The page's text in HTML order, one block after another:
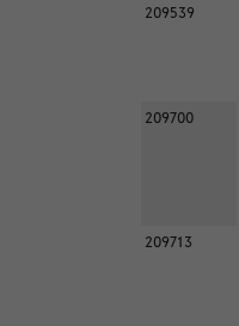
209539
209700
209713